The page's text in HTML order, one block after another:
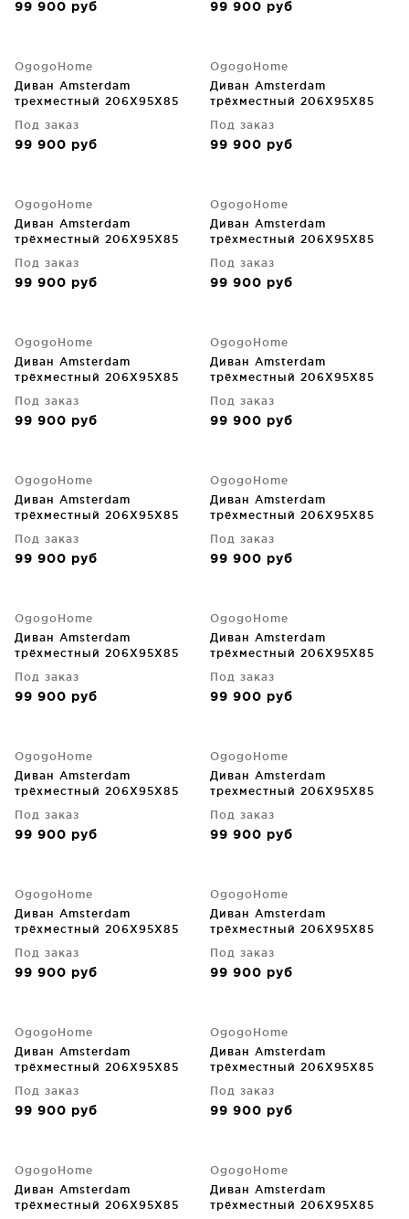
99 900 руб 99 900 руб
OgogoHome
Диван Amsterdam
трехместный 206X95X85
Под заказ
99 900 руб
OgogoHome
Диван Amsterdam
трёхместный 206X95X85
Под заказ
99 900 руб
OgogoHome
Диван Amsterdam
трёхместный 206X95X85
Под заказ
99 900 руб
OgogoHome
Диван Amsterdam
трёхместный 206X95X85
Под заказ
99 900 руб
OgogoHome
Диван Amsterdam
трёхместный 206X95X85
Под заказ
99 900 руб
OgogoHome
Диван Amsterdam
трёхместный 206X95X85
Под заказ
99 900 руб
OgogoHome
Диван Amsterdam
трёхместный 206X95X85
Под заказ
99 900 руб
OgogoHome
Диван Amsterdam
трёхместный 206X95X85
Под заказ
99 900 руб
OgogoHome
Диван Amsterdam
трёхместный 206X95X85
Под заказ
99 900 руб
OgogoHome
Диван Amsterdam
трёхместный 206X95X85
Под заказ
99 900 руб
OgogoHome
Диван Amsterdam
трёхместный 206X95X85
Под заказ
99 900 руб
OgogoHome
Диван Amsterdam
трехместный 206X95X85
Под заказ
99 900 руб
OgogoHome
Диван Amsterdam
трёхместный 206X95X85
Под заказ
99 900 руб
OgogoHome
Диван Amsterdam
трёхместный 206X95X85
Под заказ
99 900 руб
OgogoHome
Диван Amsterdam
трёхместный 206X95X85
Под заказ
99 900 руб
OgogoHome
Диван Amsterdam
трёхместный 206X95X85
Под заказ
99 900 руб
OgogoHome
Диван Amsterdam
трёхместный 206X95X85
OgogoHome
Диван Amsterdam
трёхместный 206X95X85